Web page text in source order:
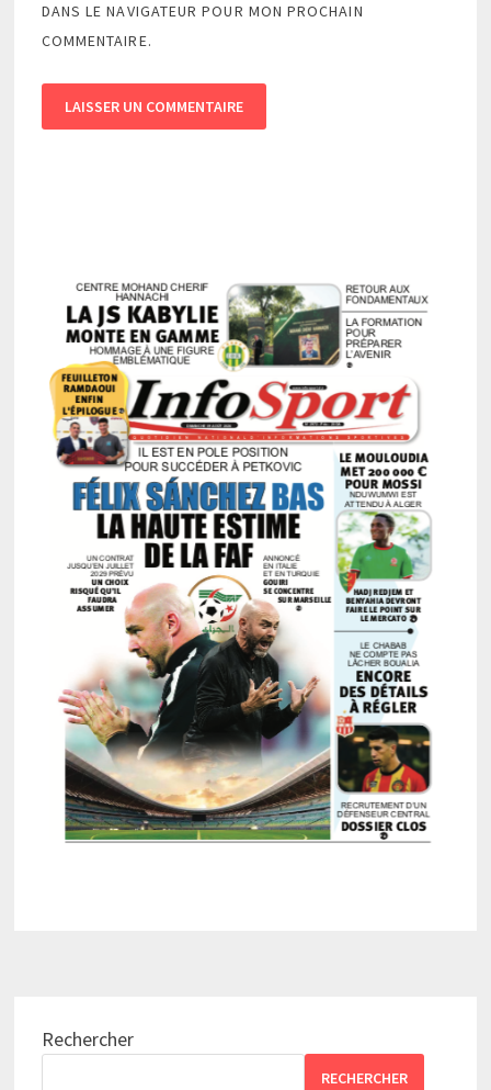
DANS LE NAVIGATEUR POUR MON PROCHAIN
COMMENTAIRE.
Rechercher
RECHERCHER